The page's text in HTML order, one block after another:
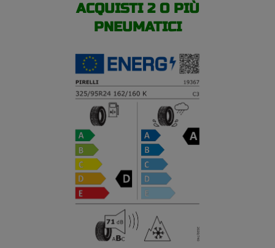
ACQUISTI 2 O PIÙ
PNEUMATICI